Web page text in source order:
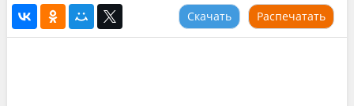
Скачать Распечатать